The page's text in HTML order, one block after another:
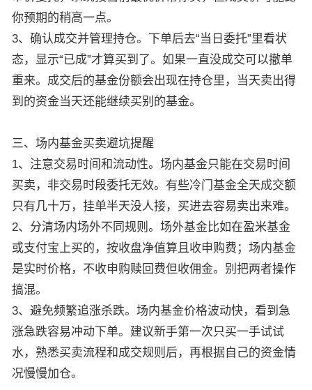
你预期的稍高一点。
3、确认成交并管理持仓。下单后去“当日委托”里看状
态，显示“已成”才算买到了。如果一直没成交可以撤单
重来。成交后的基金份额会出现在持仓里，当天卖出得
到的资金当天还能继续买别的基金。
三、场内基金买卖避坑提醒
1、注意交易时间和流动性。场内基金只能在交易时间
买卖，非交易时段委托无效。有些冷门基金全天成交额
只有几十万，挂单半天没人接，买进去容易卖出来难。
2、分清场内场外不同规则。场外基金比如在盈米基金
或支付宝上买的，按收盘净值算且收申购费；场内基金
是实时价格，不收申购赎回费但收佣金。别把两者操作
搞混。
3、避免频繁追涨杀跌。场内基金价格波动快，看到急
涨急跌容易冲动下单。建议新手第一次只买一手试试
水，熟悉买卖流程和成交规则后，再根据自己的资金情
况慢慢加仓。